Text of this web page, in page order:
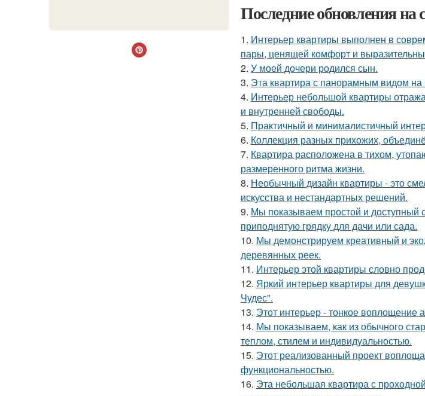
Последние обновления на
1. Интерьер квартиры выполнен в
пары, ценящей комфорт и
2. У моей дочери родился сын.
3. Эта квартира с панорамным видом на
4. Интерьер небольшой квартиры
и внутренней свободы.
5. Практичный и минималистичный
6. Коллекция разных прихожих,
7. Квартира расположена в тихом,
размеренного ритма жизни.
8. Необычный дизайн квартиры - это
искусства и нестандартных решений.
9. Мы показываем простой и
приподнятую грядку для дачи или сада.
10. Мы демонстрируем креативный и
деревянных реек.
11. Интерьер этой квартиры словно
12. Яркий интерьер квартиры для
Чудес".
13. Этот интерьер - тонкое
14. Мы показываем, как из обычного
теплом, стилем и индивидуальностью.
15. Этот реализованный проект
функциональностью.
16. Эта небольшая квартира с